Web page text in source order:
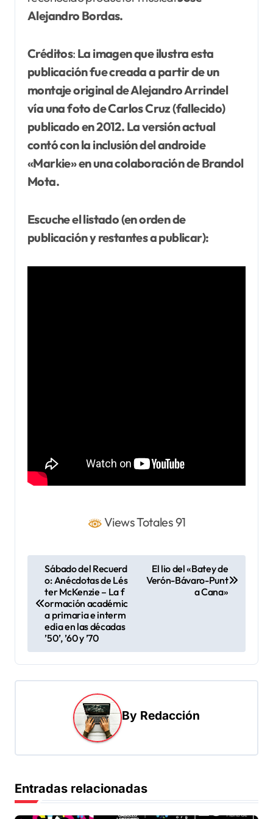
Alejandro Bordas.
Créditos: La imagen que ilustra esta
publicación fue creada a partir de un
montaje original de Alejandro Arrindel
vía una foto de Carlos Cruz (fallecido)
publicado en 2012. La versión actual
contó con la inclusióndel androide
«Markie» en una colaboración de Brandol
Mota.
Escuche el listado (en orden de
publicación y restantes a publicar):
Views Totales 91
a
c
e
e
Sábado del Recuerd
o: Anécdotas de Lés
ter McKenzie – La f
ormación académic
a primaria e interm
edia en las décadas
’50’, ’60 y ’70
El lio del «Batey de
Verón-Bávaro-Punt
a Cana»
By Redacción
Entradas relacionadas